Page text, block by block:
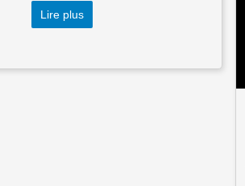
Lire plus